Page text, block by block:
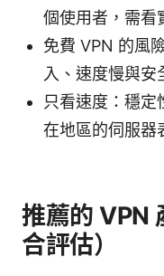
個使用者，需看
免費 VPN 的風
入、速度慢與安
只看速度：穩定
在地區的伺服器
推薦的 VPN
合評估）